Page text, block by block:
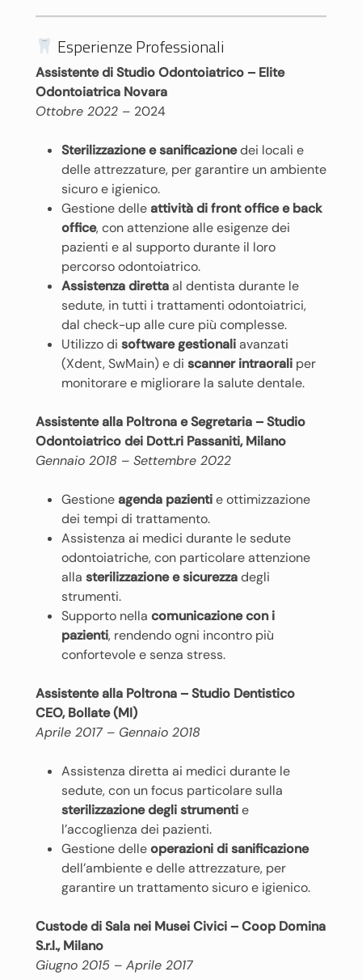
Esperienze Professionali
Assistente di Studio Odontoiatrico – Elite
Odontoiatrica Novara
Ottobre 2022 – 2024
Sterilizzazione e sanificazionedei locali e
delle attrezzature, per garantire un ambiente
sicuro e igienico.
Gestione delleattività di front office e back
office, con attenzione alle esigenze dei
pazienti e al supporto durante il loro
percorso odontoiatrico.
Assistenza direttaal dentista durante le
sedute, in tutti i trattamenti odontoiatrici,
dal check-up alle cure più complesse.
Utilizzo di software gestionaliavanzati
(Xdent, SwMain) e di scanner intraorali per
monitorare e migliorare la salute dentale.
Assistente alla Poltrona e Segretaria – Studio
Odontoiatrico dei Dott.ri Passaniti, Milano
Gennaio 2018 – Settembre 2022
Gestioneagenda pazientie ottimizzazione
dei tempi di trattamento.
Assistenza ai medici durante le sedute
odontoiatriche, con particolare attenzione
alla sterilizzazione e sicurezzadegli
strumenti.
Supporto nella comunicazione con i
pazienti, rendendo ogni incontro più
confortevole e senza stress.
Assistente alla Poltrona – Studio Dentistico
CEO, Bollate (MI)
Aprile 2017 – Gennaio 2018
Assistenza diretta ai medici durante le
sedute, con un focus particolare sulla
sterilizzazione degli strumentie
l’accoglienza dei pazienti.
Gestione delleoperazioni di sanificazione
dell’ambiente e delle attrezzature, per
garantire un trattamento sicuro e igienico.
Custode di Sala nei Musei Civici – Coop Domina
S.r.l., Milano
Giugno 2015 – Aprile 2017